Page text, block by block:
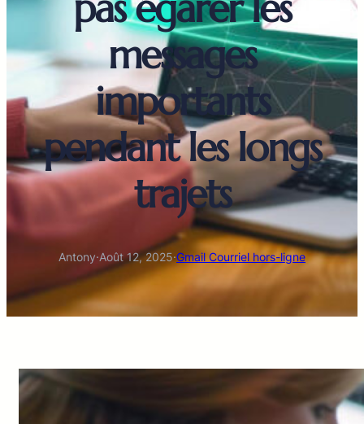
messages
importants
pendant les longs
trajets
Antony·Août 12, 2025·Gmail Courriel hors-ligne